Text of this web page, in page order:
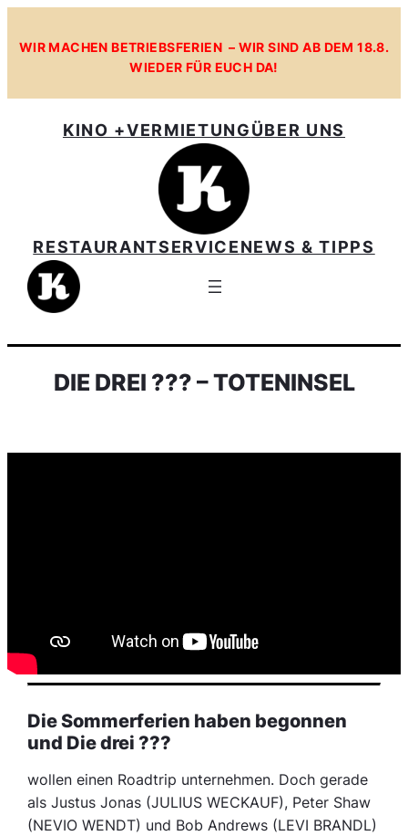
WIR MACHEN BETRIEBSFERIEN – WIR SIND AB DEM 18.8.
WIEDER FÜR EUCH DA!
KINO +VERMIETUNGÜBER UNS
RESTAURANTSERVICENEWS & TIPPS
DIE DREI ??? – TOTENINSEL
Die Sommerferien haben begonnen
und Die drei ???
wollen einen Roadtrip unternehmen. Doch gerade
als Justus Jonas (JULIUS WECKAUF), Peter Shaw
(NEVIO WENDT) und Bob Andrews (LEVI BRANDL)